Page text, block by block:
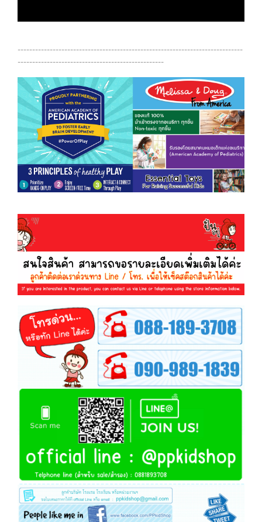
-----------------------------------------------------------------------------
--------------------------------------------------